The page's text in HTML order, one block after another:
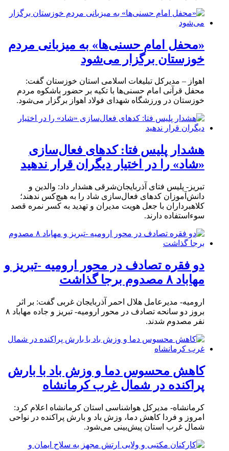
«محفل امام حسنی‌ها» به میزبانی مردم
خوزستان برگزار می‌شود
اهواز – مدیرکل تبلیغات اسلامی استان خوزستان گفت:
محفل قرآنی امام حسنی‌ها با تکیه بر حضور باشکوه مردم
خوزستان در ورزشگاه شهدای فولاد اهواز برگزار می‌شود.
هشدار پلیس فتا: کدهای فعال‌سازی
«شاد» را در اختیار دیگران قرار ندهید
تبریز- پلیس فتای آذربایجان‌شرقی هشدار داد: والدین و
دانش‌آموزان کدهای فعال‌سازی شاد را به هیچ‌کس ندهند؛
کلاهبرداران با جعل هویت مدیران و تهدید به کسر نمره قصد
سوءاستفاده دارند.
دو فقره تصادف در محور ارومیه -تبریز و
مهاباد ۸ مصدوم برجا گذاشت
ارومیه- مدیرعامل هلال احمر آذربایجان غربی گفت: بر اثر
بروز دو سانحه تصادف در محور ارومیه- تبریز و جاده مهاباد ۸
نفر مصدوم شدند.
کاهش محسوس دما و وزش باد با بارش
پراکنده در شمال غرب کرمانشاه
کرمانشاه- مدیرکل هواشناسی استان کرمانشاه اعلام کرد:
امروز و فردا کاهش دما، وزش باد و بارش پراکنده در نواحی
شمال غرب استان پیش‌بینی می‌شود.